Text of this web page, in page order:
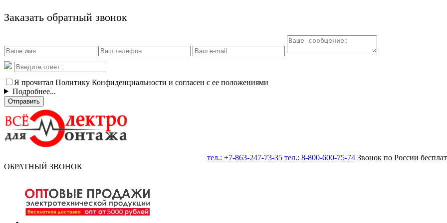
Заказать обратный звонок
Я прочитал Политику Конфиденциальности и согласен с ее положениями
Подробнее...
Отправить
тел.: +7-863-247-73-35 тел.: 8-800-600-75-74Звонок по России
ОБРАТНЫЙ ЗВОНОК